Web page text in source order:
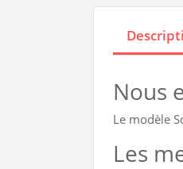
Nous
Le modèle
Les